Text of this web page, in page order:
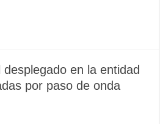
en la entidad
por paso de onda